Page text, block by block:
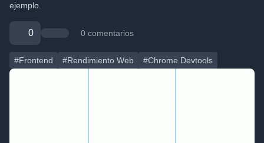
ejemplo.
0 0 comentarios
#Frontend #Rendimiento Web #Chrome Devtools